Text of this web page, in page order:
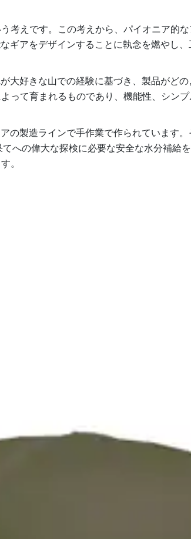
えです。この考えから、パイオニア的
ギアをデザインすることに執念を燃やし
大好きな山での経験に基づき、製品がど
って育まれるものであり、機能性、シン
の製造ラインで手作業で作られています
への偉大な探検に必要な安全な水分補給
。